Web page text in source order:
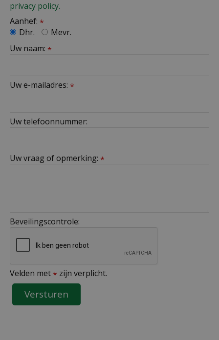
privacy policy.
Aanhef: *
Dhr.
Mevr.
Uw naam: *
Uw e-mailadres: *
Uw telefoonnummer:
Uw vraag of opmerking: *
Beveilingscontrole:
Velden met * zijn verplicht.